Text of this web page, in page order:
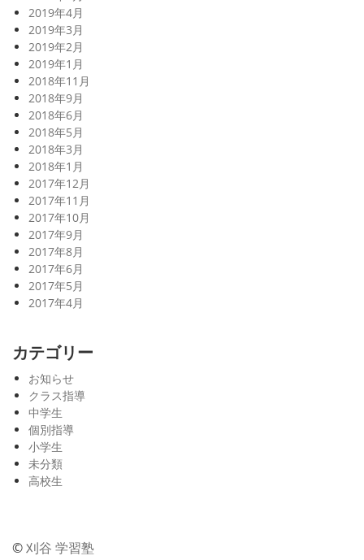
2019年4月
2019年3月
2019年2月
2019年1月
2018年11月
2018年9月
2018年6月
2018年5月
2018年3月
2018年1月
2017年12月
2017年11月
2017年10月
2017年9月
2017年8月
2017年6月
2017年5月
2017年4月
カテゴリー
お知らせ
クラス指導
中学生
個別指導
小学生
未分類
高校生
©刈谷 学習塾